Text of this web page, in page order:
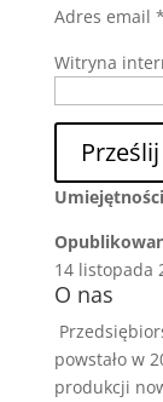
Adres email *
Witryna
Umiejętności
14 listopada
O nas
powstało w
produkcji